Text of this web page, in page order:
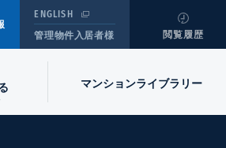
ENGLISH
管理物件入居者様
閲覧履歴
マンションライブラリー